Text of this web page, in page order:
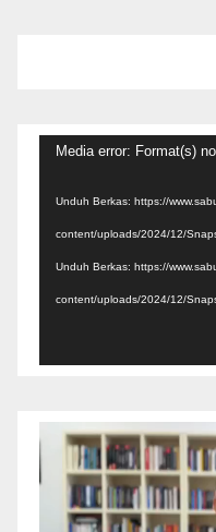
Pemutar
Media error: Format(s)
Unduh Berkas: https://
content/uploads/2024/12/
Unduh Berkas: https://
content/uploads/2024/12/
Pemutar
Video